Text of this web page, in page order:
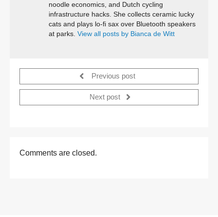
noodle economics, and Dutch cycling
infrastructure hacks. She collects ceramic lucky
cats and plays lo-fi sax over Bluetooth speakers
at parks. View all posts by Bianca de Witt
Previous post
Next post
Comments are closed.